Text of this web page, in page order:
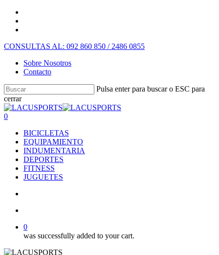
CONSULTAS AL: 092 860 850 / 2486 0855
Sobre Nosotros
Contacto
Pulsa enter para buscar o ESC para
cerrar
0
BICICLETAS
EQUIPAMIENTO
INDUMENTARIA
DEPORTES
FITNESS
JUGUETES
0
was successfully added to your cart.